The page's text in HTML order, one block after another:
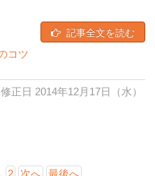
記事全文を読む
コツ
正日 2014年12月17日（水）
2 次へ
最後へ